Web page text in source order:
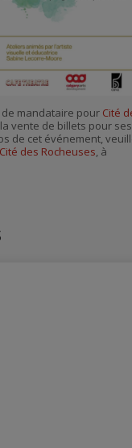
mandataire pour Cité
vente de billets pour
de cet événement,
Cité des Rocheuses, à